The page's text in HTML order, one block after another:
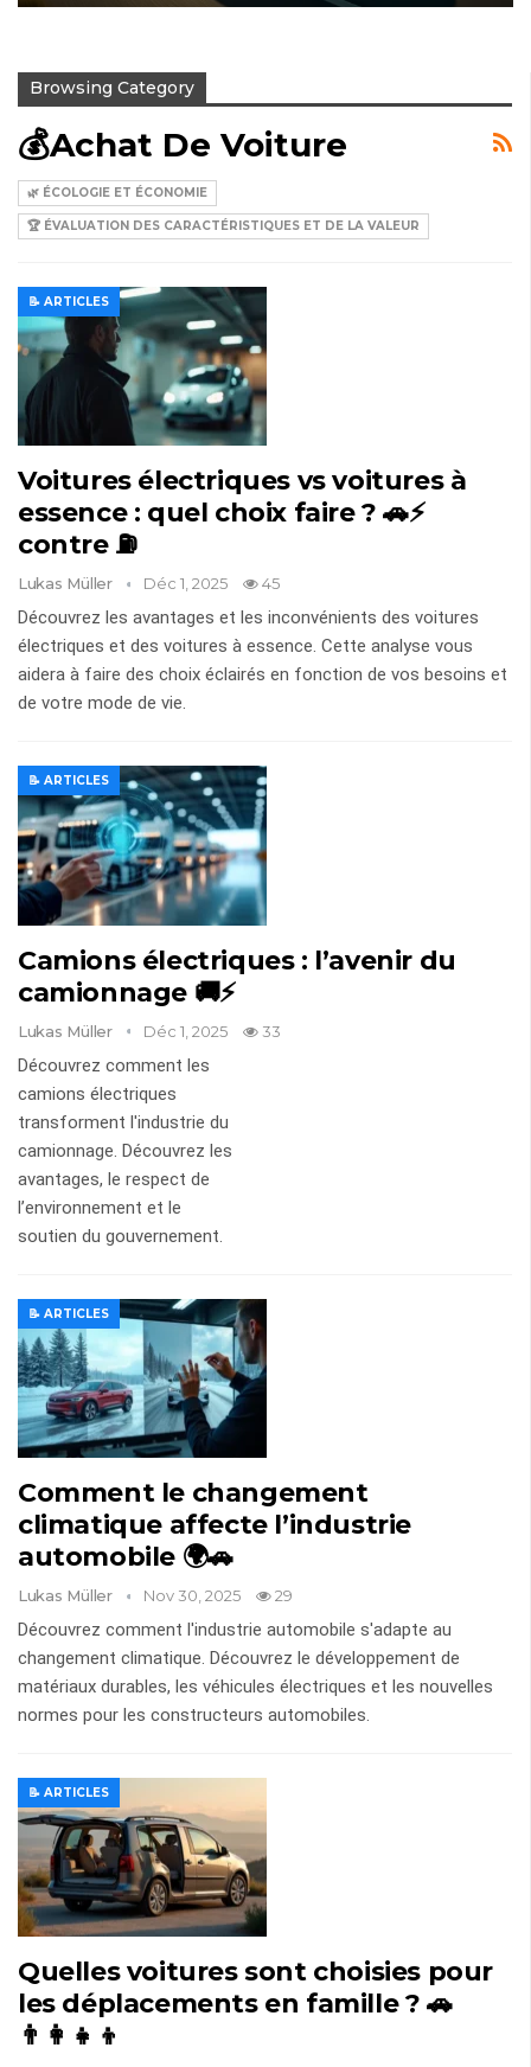
Browsing Category
💰Achat De Voiture
🌿 ÉCOLOGIE ET ÉCONOMIE
🏆 ÉVALUATION DES CARACTÉRISTIQUES ET DE LA VALEUR
📝 ARTICLES
Voitures électriques vs voitures à
essence : quel choix faire ? 🚗⚡
contre ⛽
Lukas Müller Déc 1, 2025 45
Découvrez les avantages et les inconvénients des voitures
électriques et des voitures à essence. Cette analyse vous
aidera à faire des choix éclairés en fonction de vos besoins et
de votre mode de vie.
📝 ARTICLES
Camions électriques : l’avenir du
camionnage 🚚⚡
Lukas Müller Déc 1, 2025 33
Découvrez comment les
camions électriques
transforment l'industrie du
camionnage. Découvrez les
avantages, le respect de
l’environnement et le
soutien du gouvernement.
📝 ARTICLES
Comment le changement
climatique affecte l’industrie
automobile 🌍🚗
Lukas Müller Nov 30, 2025 29
Découvrez comment l'industrie automobile s'adapte au
changement climatique. Découvrez le développement de
matériaux durables, les véhicules électriques et les nouvelles
normes pour les constructeurs automobiles.
📝 ARTICLES
Quelles voitures sont choisies pour
les déplacements en famille ? 🚗
👨‍👩‍👧‍👦